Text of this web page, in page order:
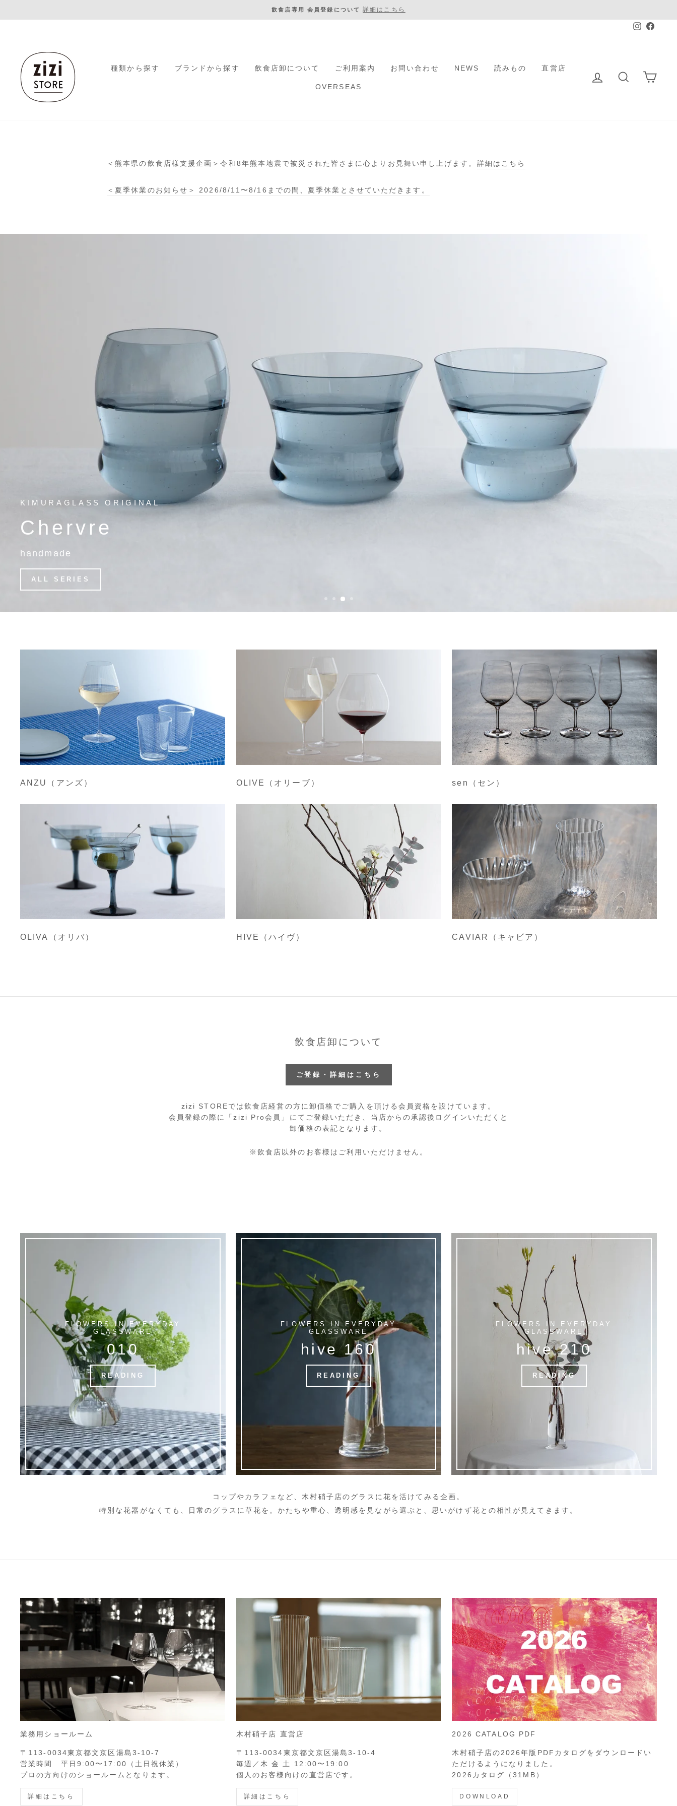
ス
シ
ー
ま
飲食店専用 会員登録について 詳細はこちら
zizi
STORE
種類から探す ブランドから探す 飲食店卸について ご利用案内 お問い合わせ NEWS 読みもの 直営店
OVERSEAS
ログイン 検索
＜熊本県の飲食店様支援企画＞令和8年熊本地震で被災された皆さまに心よりお見舞い申し上げます。 詳細はこちら
＜夏季休業のお知らせ＞ 2026/8/11〜8/16までの間、夏季休業とさせていただきます。
KIMURAGLASS ORIGINAL
Chervre
handmade
ALL SERIES
ANZU（アンズ） OLIVE（オリーブ） sen（セン）
OLIVA（オリバ） HIVE（ハイヴ） CAVIAR（キャビア）
飲食店卸について
ご登録・詳細はこちら
zizi STOREでは飲食店経営の方に卸価格でご購入を頂ける会員資格を設けています。
会員登録の際に「zizi Pro会員」にてご登録いただき、当店からの承認後ログインいただくと
卸価格の表記となります。
※飲食店以外のお客様はご利用いただけません。
FLOWERS IN EVERYDAY
GLASSWARE
010
READING
FLOWERS IN EVERYDAY
GLASSWARE
hive 160
READING
FLOWERS IN EVERYDAY
GLASSWARE
hive 210
READING
コップやカラフェなど、木村硝子店のグラスに花を活けてみる企画。
特別な花器がなくても、日常のグラスに草花を。かたちや重心、透明感を見ながら選ぶと、思いがけず花との相性が見えてきます。
業務用ショールーム
〒113-0034東京都文京区湯島3-10-7
営業時間 平日9:00〜17:00（土日祝休業）
プロの方向けのショールームとなります。
詳細はこちら
木村硝子店 直営店
〒113-0034東京都文京区湯島3-10-4
毎週／木 金 土 12:00〜19:00
個人のお客様向けの直営店です。
詳細はこちら
2026 CATALOG PDF
木村硝子店の2026年版PDFカタログをダウンロードい
ただけるようになりました。
2026カタログ（31MB）
DOWNLOAD